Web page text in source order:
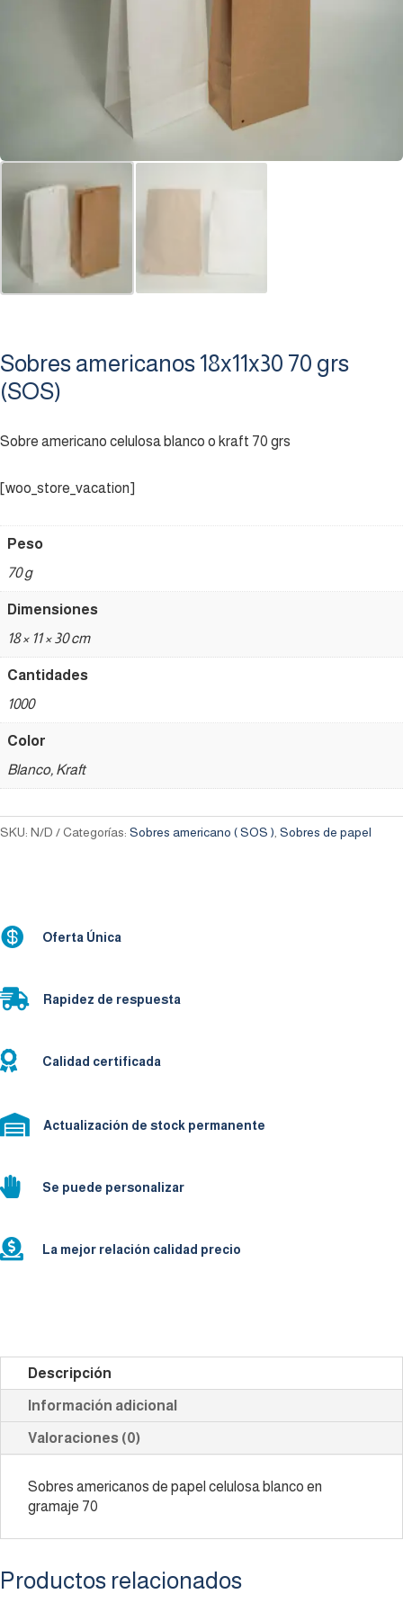
Sobres americanos 18x11x30 70 grs
(SOS)
Sobre americano celulosa blanco o kraft 70 grs
[woo_store_vacation]
Peso
70 g
Dimensiones
18 × 11 × 30 cm
Cantidades
1000
Color
Blanco, Kraft
SKU: N/D Categorías: Sobres americano ( SOS ), Sobres de papel
 Oferta Única
 Rapidez de respuesta
 Calidad certificada
 Actualización de stock permanente
 Se puede personalizar
 La mejor relación calidad precio
Descripción
Información adicional
Valoraciones (0)
Sobres americanos de papel celulosa blanco en
gramaje 70
Productos relacionados